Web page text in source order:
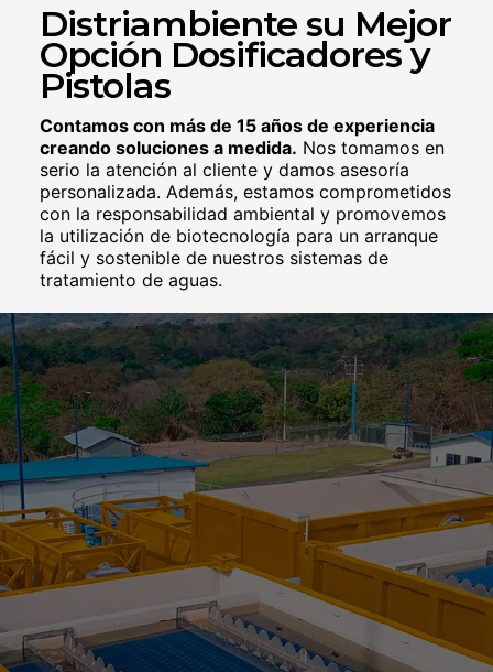
Distriambiente su Mejor
Opción Dosificadores y
Pistolas
Contamos con más de 15 años de experiencia
creando soluciones a medida. Nos tomamos en
serio la atención al cliente y damos asesoría
personalizada. Además, estamos comprometidos
con la responsabilidad ambiental y promovemos
la utilización de biotecnología para un arranque
fácil y sostenible de nuestros sistemas de
tratamiento de aguas.